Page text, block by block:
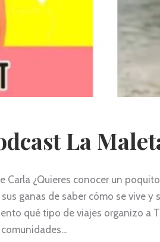
La
Carla ¿Quieres conocer un
ganas de saber cómo se vive
qué tipo de viajes organizo a